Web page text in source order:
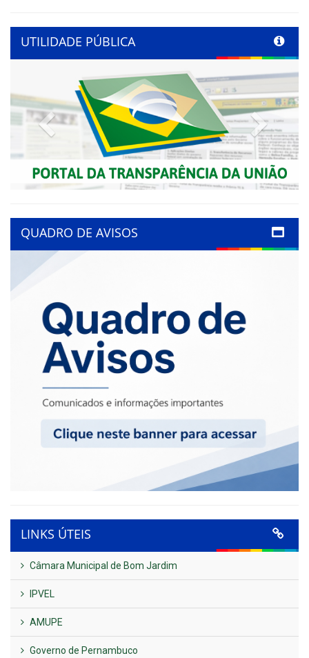
UTILIDADE PÚBLICA
Previous Next
QUADRO DE AVISOS
LINKS ÚTEIS
Câmara Municipal de Bom Jardim
IPVEL
AMUPE
Governo de Pernambuco